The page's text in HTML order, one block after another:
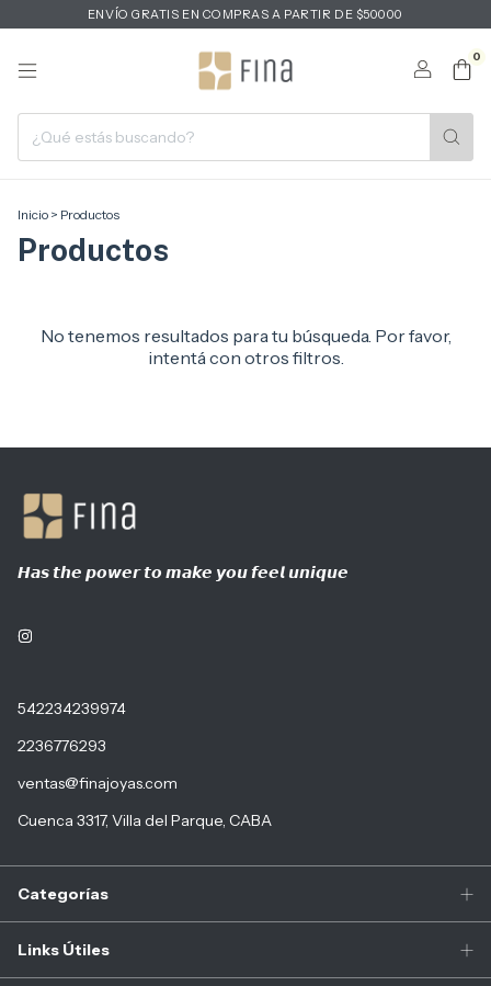
ENVÍO GRATIS EN COMPRAS A PARTIR DE $50000
0
Inicio > Productos
Productos
No tenemos resultados para tu búsqueda. Por favor,
intentá con otros filtros.
𝙃𝙖𝙨 𝙩𝙝𝙚 𝙥𝙤𝙬𝙚𝙧 𝙩𝙤 𝙢𝙖𝙠𝙚 𝙮𝙤𝙪 𝙛𝙚𝙚𝙡 𝙪𝙣𝙞𝙦𝙪𝙚
542234239974
2236776293
ventas@finajoyas.com
Cuenca 3317, Villa del Parque, CABA
Categorías
Links Útiles